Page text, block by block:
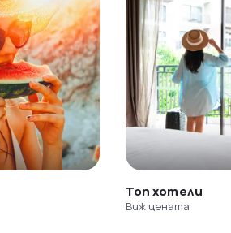
Топ хотели
Виж цената